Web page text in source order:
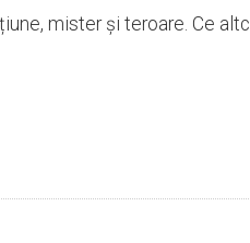
mister și teroare. Ce